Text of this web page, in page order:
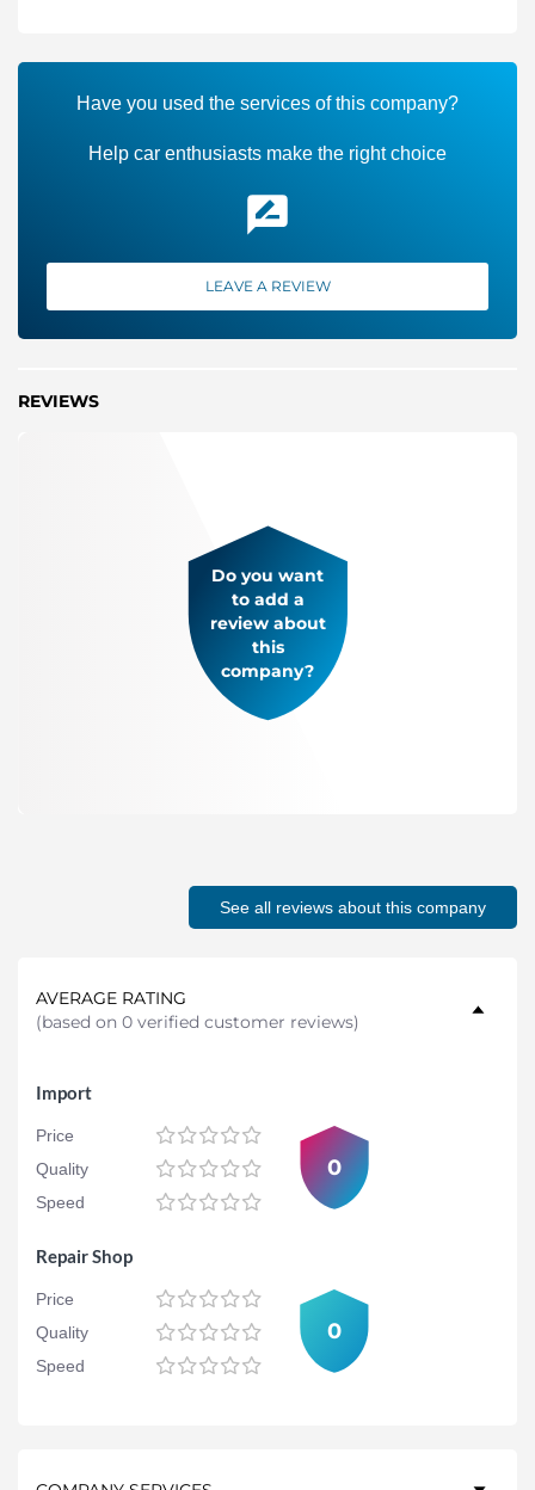
Have you used the services of this company?
Help car enthusiasts make the right choice
LEAVE A REVIEW
REVIEWS
Do you want
to add a
review about
this
company?
See all reviews about this company
AVERAGE RATING
(based on 0 verified customer reviews)
Import
Price
Quality
Speed
0
Repair Shop
Price
Quality
Speed
0